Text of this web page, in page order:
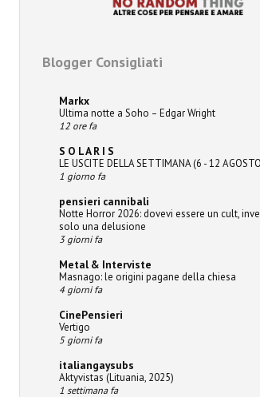
Blogger Consigliati
Markx
Ultima notte a Soho – Edgar Wright
12 ore fa
S O L A R I S
LE USCITE DELLA SETTIMANA (6 - 12
1 giorno fa
pensieri cannibali
Notte Horror 2026: dovevi essere un cult,
solo una delusione
3 giorni fa
Metal & Interviste
Masnago: le origini pagane della chiesa
4 giorni fa
CinePensieri
Vertigo
5 giorni fa
italiangaysubs
Aktyvistas (Lituania, 2025)
1 settimana fa